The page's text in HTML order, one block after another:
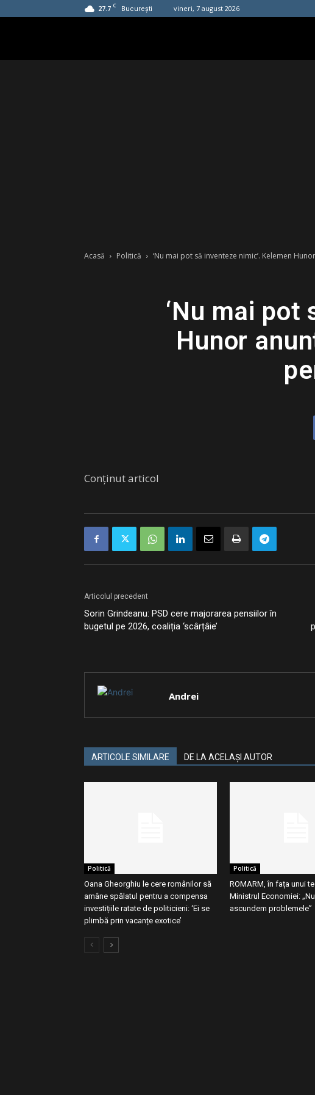
27.7 C București vineri, 7 august 2026
Acasă Politică ‘Nu mai pot să inventeze nimic’. Kelemen
‘Nu mai pot
Hunor
Conținut articol
Articolul precedent
Sorin Grindeanu: PSD cere majorarea pensiilor în
bugetul pe 2026, coaliția ‘scârțâie’
Andrei
ARTICOLE SIMILARE DE LA ACELAȘI AUTOR
Politică
Oana Gheorghiu le cere românilor să
amâne spălatul pentru a compensa
investițiile ratate de politicieni: ‘Ei se
plimbă prin vacanțe exotice’
Politică
ROMARM, în fața unui
Ministrul Economiei:
ascundem problemele”